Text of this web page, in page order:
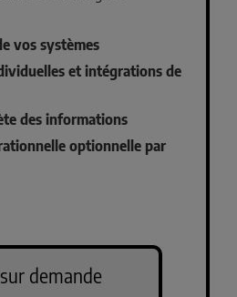
vos systèmes
et intégrations de
des informations
optionnelle par
demande